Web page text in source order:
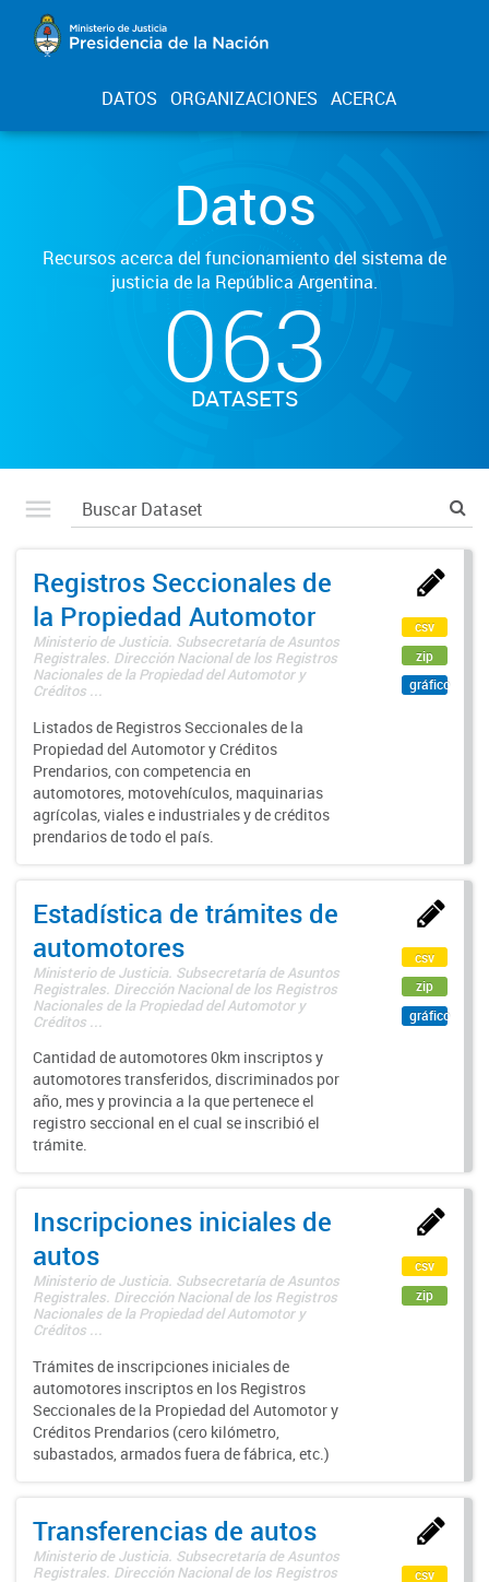
DATOS ORGANIZACIONES ACERCA
Datos
Recursos acerca del funcionamiento del sistema de
justicia de la República Argentina.
063
DATASETS
Registros Seccionales de
la Propiedad Automotor
Ministerio de Justicia. Subsecretaría de Asuntos
Registrales. Dirección Nacional de los Registros
Nacionales de la Propiedad del Automotor y
Créditos ...
Listados de Registros Seccionales de la
Propiedad del Automotor y Créditos
Prendarios, con competencia en
automotores, motovehículos, maquinarias
agrícolas, viales e industriales y de créditos
prendarios de todo el país.
csv
zip
gráfico
Estadística de trámites de
automotores
Ministerio de Justicia. Subsecretaría de Asuntos
Registrales. Dirección Nacional de los Registros
Nacionales de la Propiedad del Automotor y
Créditos ...
Cantidad de automotores 0km inscriptos y
automotores transferidos, discriminados por
año, mes y provincia a la que pertenece el
registro seccional en el cual se inscribió el
trámite.
csv
zip
gráfico
Inscripciones iniciales de
autos
Ministerio de Justicia. Subsecretaría de Asuntos
Registrales. Dirección Nacional de los Registros
Nacionales de la Propiedad del Automotor y
Créditos ...
Trámites de inscripciones iniciales de
automotores inscriptos en los Registros
Seccionales de la Propiedad del Automotor y
Créditos Prendarios (cero kilómetro,
subastados, armados fuera de fábrica, etc.)
csv
zip
Transferencias de autos
Ministerio de Justicia. Subsecretaría de Asuntos
Registrales. Dirección Nacional de los Registros
csv